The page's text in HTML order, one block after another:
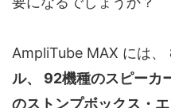
AmpliTube MAX には、
ル、 92機種のスピーカ
のストンプボックス・